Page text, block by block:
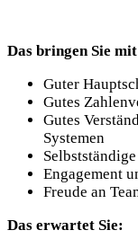
Das bringen Sie
Guter
Gutes
Gutes
Systemen
Engagement
Freude an
Das erwartet Sie: